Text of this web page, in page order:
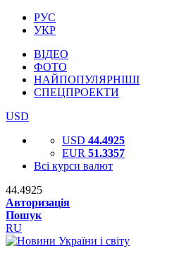
РУС
УКР
ВІДЕО
ФОТО
НАЙПОПУЛЯРНІШІ
СПЕЦПРОЕКТИ
USD
USD 44.4925
EUR 51.3357
Всі курси валют
44.4925
Авторизація
Пошук
RU